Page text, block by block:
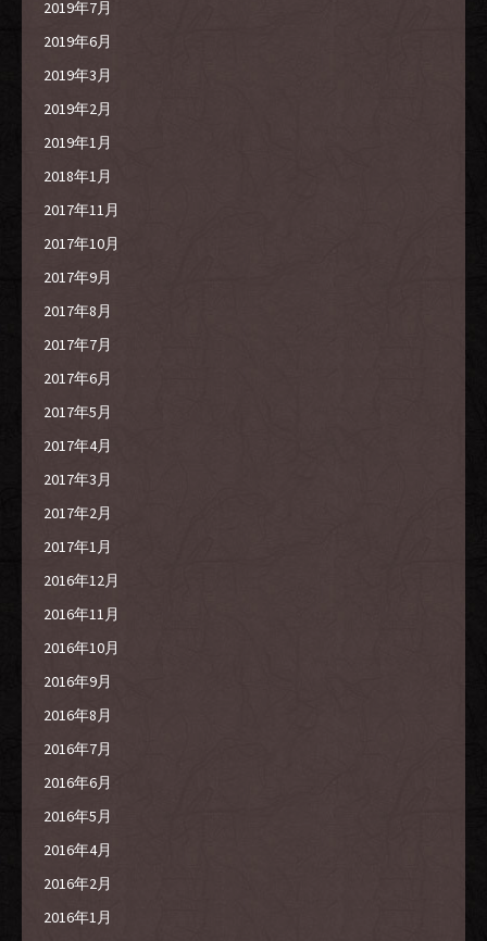
2019年7月
2019年6月
2019年3月
2019年2月
2019年1月
2018年1月
2017年11月
2017年10月
2017年9月
2017年8月
2017年7月
2017年6月
2017年5月
2017年4月
2017年3月
2017年2月
2017年1月
2016年12月
2016年11月
2016年10月
2016年9月
2016年8月
2016年7月
2016年6月
2016年5月
2016年4月
2016年2月
2016年1月